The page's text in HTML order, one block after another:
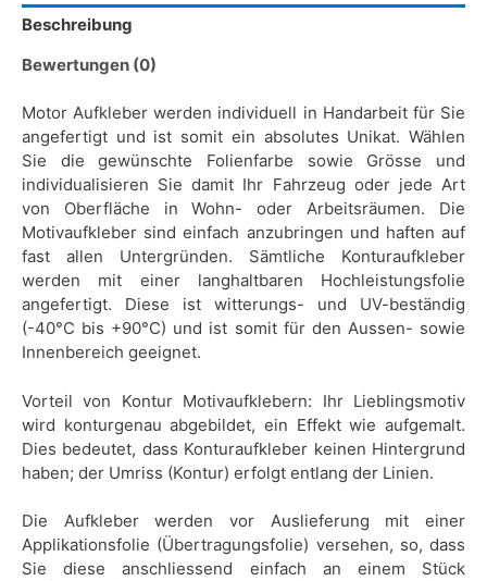
Beschreibung
Bewertungen (0)
Motor Aufkleber werden individuell in Handarbeit für Sie
angefertigt und ist somit ein absolutes Unikat. Wählen
Sie die gewünschte Folienfarbe sowie Grösse und
individualisieren Sie damit Ihr Fahrzeug oder jede Art
von Oberfläche in Wohn- oder Arbeitsräumen. Die
Motivaufkleber sind einfach anzubringen und haften auf
fast allen Untergründen. Sämtliche Konturaufkleber
werden mit einer langhaltbaren Hochleistungsfolie
angefertigt. Diese ist witterungs- und UV-beständig
(-40°C bis +90°C) und ist somit für den Aussen- sowie
Innenbereich geeignet.
Vorteil von Kontur Motivaufklebern: Ihr Lieblingsmotiv
wird konturgenau abgebildet, ein Effekt wie aufgemalt.
Dies bedeutet, dass Konturaufkleber keinen Hintergrund
haben; der Umriss (Kontur) erfolgt entlang der Linien.
Die Aufkleber werden vor Auslieferung mit einer
Applikationsfolie (Übertragungsfolie) versehen, so, dass
Sie diese anschliessend einfach an einem Stück